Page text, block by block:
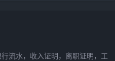
流水，收入证明，离职证明，工